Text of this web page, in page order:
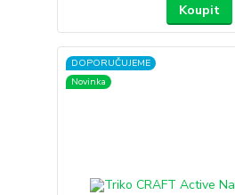
Koupit
DOPORUČUJEME
Novinka